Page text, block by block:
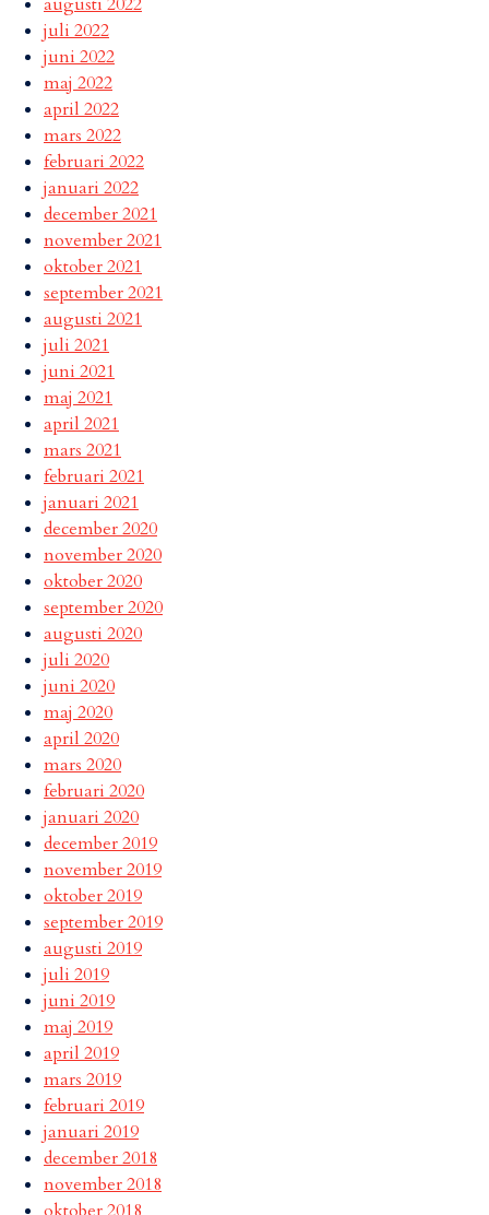
juli 2022
juni 2022
maj 2022
april 2022
mars 2022
februari 2022
januari 2022
december 2021
november 2021
oktober 2021
september 2021
augusti 2021
juli 2021
juni 2021
maj 2021
april 2021
mars 2021
februari 2021
januari 2021
december 2020
november 2020
oktober 2020
september 2020
augusti 2020
juli 2020
juni 2020
maj 2020
april 2020
mars 2020
februari 2020
januari 2020
december 2019
november 2019
oktober 2019
september 2019
augusti 2019
juli 2019
juni 2019
maj 2019
april 2019
mars 2019
februari 2019
januari 2019
december 2018
november 2018